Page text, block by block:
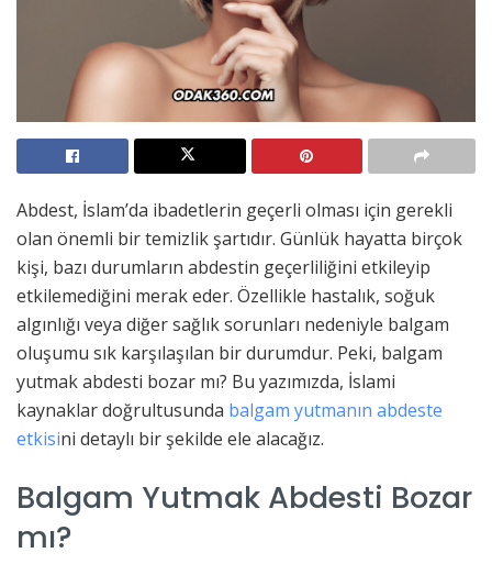
Abdest, İslam’da ibadetlerin geçerli olması için gerekli
olan önemli bir temizlik şartıdır. Günlük hayatta birçok
kişi, bazı durumların abdestin geçerliliğini etkileyip
etkilemediğini merak eder. Özellikle hastalık, soğuk
algınlığı veya diğer sağlık sorunları nedeniyle balgam
oluşumu sık karşılaşılan bir durumdur. Peki, balgam
yutmak abdesti bozar mı? Bu yazımızda, İslami
kaynaklar doğrultusunda balgam yutmanın abdeste
etkisini detaylı bir şekilde ele alacağız.
Balgam Yutmak Abdesti Bozar
mı?